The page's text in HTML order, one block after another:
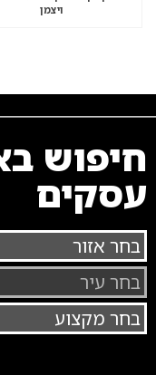
ויצמן
חיפוש
עסקים